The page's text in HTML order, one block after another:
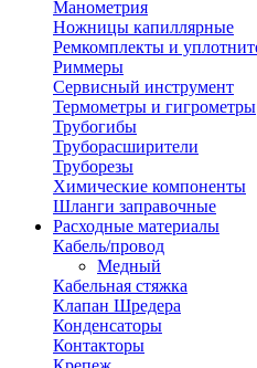
Манометрия
Ножницы капиллярные
Ремкомплекты и
Риммеры
Сервисный инструмент
Термометры и гигрометры
Трубогибы
Труборасширители
Труборезы
Химические компоненты
Шланги заправочные
Расходные материалы
Кабель/провод
Медный
Кабельная стяжка
Клапан Шредера
Конденсаторы
Контакторы